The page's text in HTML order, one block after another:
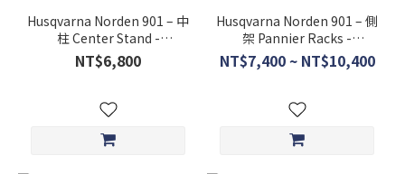
Husqvarna Norden 901 – 中
柱 Center Stand -
OUTBACK MOTORTEK
NT$6,800
Husqvarna Norden 901 – 側
架 Pannier Racks -
OUTBACK MOTORTEK
NT$7,400 ~ NT$10,400